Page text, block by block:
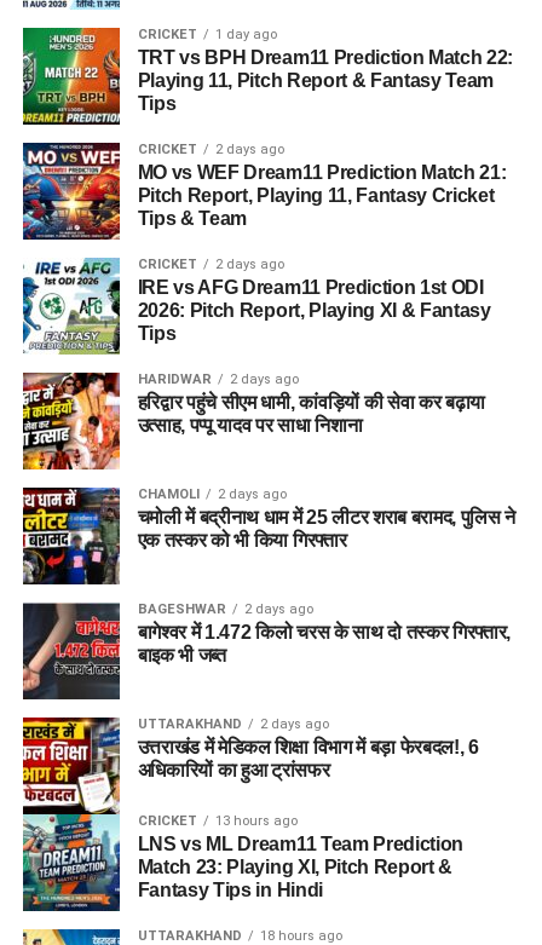
CRICKET 1 day ago
TRT vs BPH Dream11 Prediction Match 22:
Playing 11, Pitch Report & Fantasy Team
Tips
CRICKET 2 days ago
MO vs WEF Dream11 Prediction Match 21:
Pitch Report, Playing 11, Fantasy Cricket
Tips & Team
CRICKET 2 days ago
IRE vs AFG Dream11 Prediction 1st ODI
2026: Pitch Report, Playing XI & Fantasy
Tips
HARIDWAR 2 days ago
हरिद्वार पहुंचे सीएम धामी, कांवड़ियों की सेवा कर बढ़ाया
उत्साह, पप्पू यादव पर साधा निशाना
CHAMOLI 2 days ago
चमोली में बद्रीनाथ धाम में 25 लीटर शराब बरामद, पुलिस ने
एक तस्कर को भी किया गिरफ्तार
BAGESHWAR 2 days ago
बागेश्वर में 1.472 किलो चरस के साथ दो तस्कर गिरफ्तार,
बाइक भी जब्त
UTTARAKHAND 2 days ago
उत्तराखंड में मेडिकल शिक्षा विभाग में बड़ा फेरबदल!, 6
अधिकारियों का हुआ ट्रांसफर
CRICKET 13 hours ago
LNS vs ML Dream11 Team Prediction
Match 23: Playing XI, Pitch Report &
Fantasy Tips in Hindi
UTTARAKHAND 18 hours ago